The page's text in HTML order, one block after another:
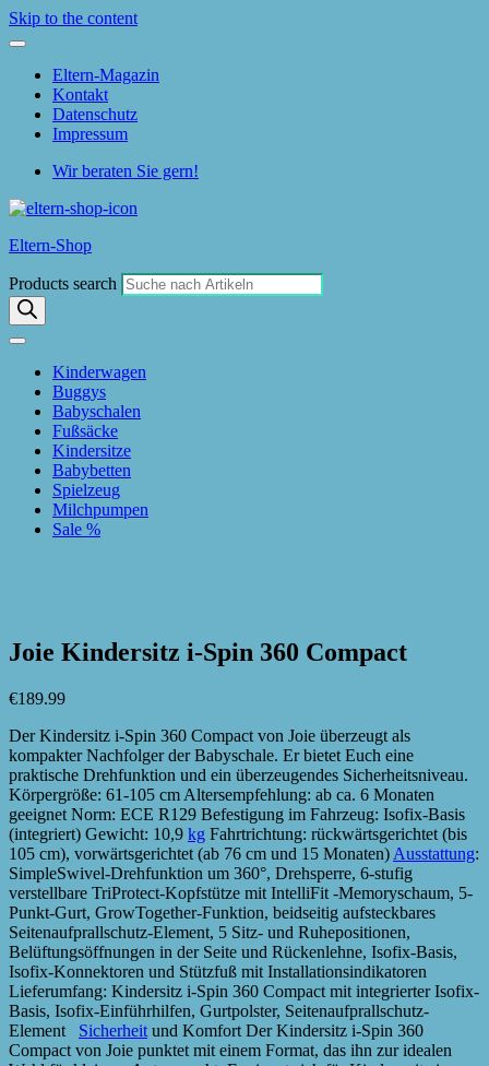
Skip to the content
Eltern-Magazin
Kontakt
Datenschutz
Impressum
Wir beraten Sie gern!
Eltern-Shop
Products search
Kinderwagen
Buggys
Babyschalen
Fußsäcke
Kindersitze
Babybetten
Spielzeug
Milchpumpen
Sale %
Joie Kindersitz i-Spin 360 Compact
€189.99
Der Kindersitz i-Spin 360 Compact von Joie überzeugt als
kompakter Nachfolger der Babyschale. Er bietet Euch eine
praktische Drehfunktion und ein überzeugendes Sicherheitsniveau.
Körpergröße: 61-105 cm Altersempfehlung: ab ca. 6 Monaten
geeignet Norm: ECE R129 Befestigung im Fahrzeug: Isofix-Basis
(integriert) Gewicht: 10,9 kg Fahrtrichtung: rückwärtsgerichtet (bis
105 cm), vorwärtsgerichtet (ab 76 cm und 15 Monaten) Ausstattung:
SimpleSwivel-Drehfunktion um 360°, Drehsperre, 6-stufig
verstellbare TriProtect-Kopfstütze mit IntelliFit -Memoryschaum, 5-
Punkt-Gurt, GrowTogether-Funktion, beidseitig aufsteckbares
Seitenaufprallschutz-Element, 5 Sitz- und Ruhepositionen,
Belüftungsöffnungen in der Seite und Rückenlehne, Isofix-Basis,
Isofix-Konnektoren und Stützfuß mit Installationsindikatoren
Lieferumfang: Kindersitz i-Spin 360 Compact mit integrierter Isofix-
Basis, Isofix-Einführhilfen, Gurtpolster, Seitenaufprallschutz-
Element Sicherheit und Komfort Der Kindersitz i-Spin 360
Compact von Joie punktet mit einem Format, das ihn zur idealen